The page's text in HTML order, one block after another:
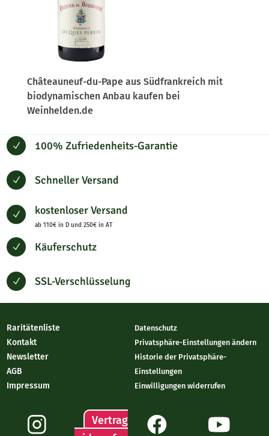
Châteauneuf-du-Pape aus Südfrankreich mit
biodynamischen Anbau kaufen bei
Weinhelden.de
N 100% Zufriedenheits-Garantie
N Schneller Versand
N kostenloser Versand
ab 110€ in D und 250€ in AT
N Käuferschutz
N SSL-Verschlüsselung
Raritätenliste
Kontakt
Newsletter
AGB
Impressum
Datenschutz
Privatsphäre-Einstellungen ändern
Historie der Privatsphäre-
Einstellungen
Einwilligungen widerrufen
Vertrag